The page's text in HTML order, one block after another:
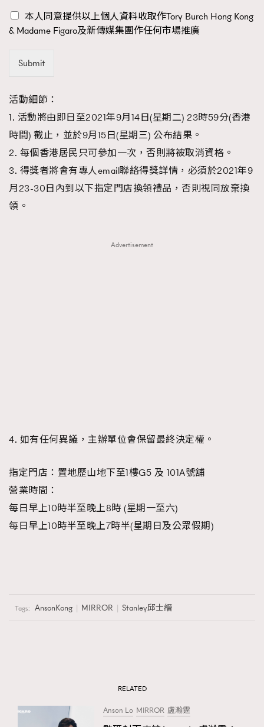
本人同意提供以上個人資料收取作Tory Burch Hong Kong
& Madame Figaro及新傳媒集團作任何市場推廣
Submit
活動細節：
1. 活動將由即日至2021年9月14日(星期二) 23時59分(香港
時間) 截止，並於9月15日(星期三) 公布結果。
2. 每個香港居民只可參加一次，否則將被取消資格。
3. 得獎者將會有專人email聯絡得獎詳情，必須於2021年9
月23-30日內到以下指定門店換領禮品，否則視同放棄換
領。
Advertisement
4. 如有任何異議，主辦單位會保留最終決定權。
指定門店：置地歷山地下至1樓G5 及 101A號舖
營業時間：
每日早上10時半至晚上8時 (星期一至六)
每日早上10時半至晚上7時半(星期日及公眾假期)
Tags: AnsonKong MIRROR Stanley邱士縉
RELATED
Anson Lo MIRROR 盧瀚霆